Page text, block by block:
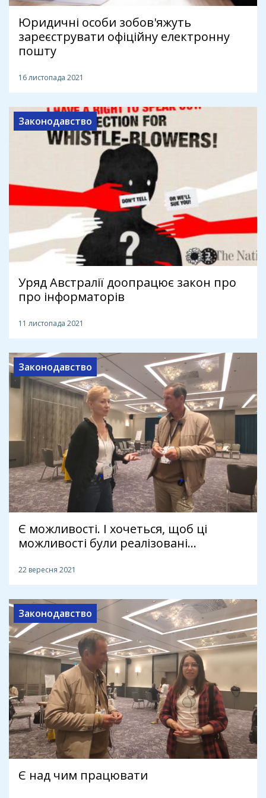
Юридичні особи зобов'яжуть
зареєструвати офіційну електронну
пошту
16 листопада 2021
Законодавство
Уряд Австралії доопрацює закон про
про інформаторів
11 листопада 2021
Законодавство
Є можливості. І хочеться, щоб ці
можливості були реалізовані...
22 вересня 2021
Законодавство
Є над чим працювати